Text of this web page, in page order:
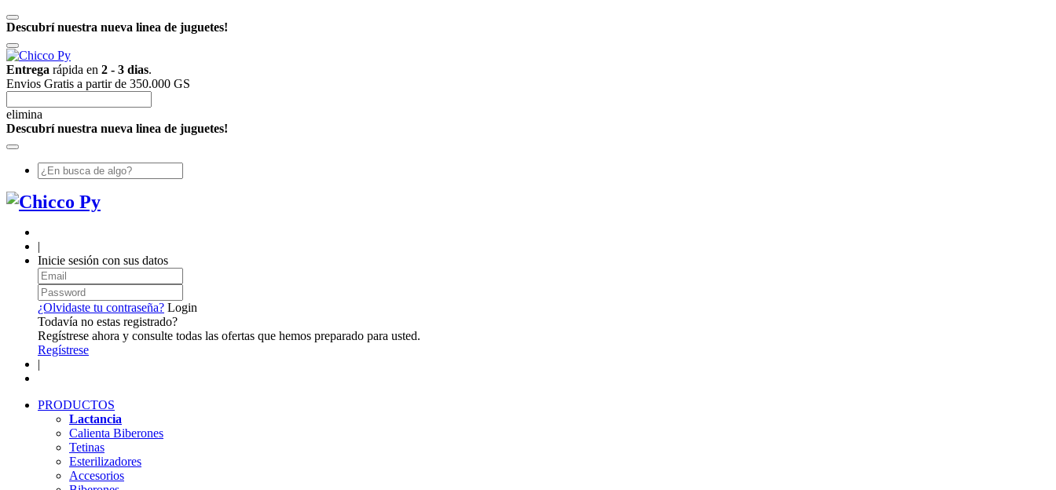
Descubrí nuestra nueva linea de juguetes!
Entrega rápida en 2 - 3 dias.
Envios Gratis a partir de 350.000 GS
elimina
Descubrí nuestra nueva linea de juguetes!
|
Inicie sesión con sus datos
¿Olvidaste tu contraseña? Login
Todavía no estas registrado?
Regístrese ahora y consulte todas las ofertas que hemos preparado para usted.
Regístrese
|
PRODUCTOS
Lactancia
Calienta Biberones
Tetinas
Esterilizadores
Accesorios